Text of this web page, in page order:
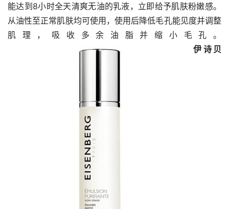
能达到8小时全天清爽无油的乳液，立即给予肌肤粉嫩感。
从油性至正常肌肤均可使用，使用后降低毛孔能见度并调整
肌理，吸收多余油脂并缩小毛孔。
伊诗贝